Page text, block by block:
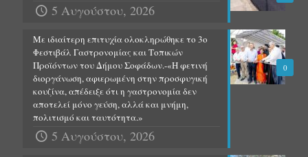
5 Αυγούστου, 2026
0
Με ιδιαίτερη επιτυχία ολοκληρώθηκε το 3ο
Φεστιβάλ Γαστρονομίας και Τοπικών
Προϊόντων του Δήμου Σοφάδων.-«Η φετινή
διοργάνωση, αφιερωμένη στην προσφυγική
κουζίνα, απέδειξε ότι η γαστρονομία δεν
αποτελεί μόνο γεύση, αλλά και μνήμη,
πολιτισμό και ταυτότητα.»
5 Αυγούστου, 2026